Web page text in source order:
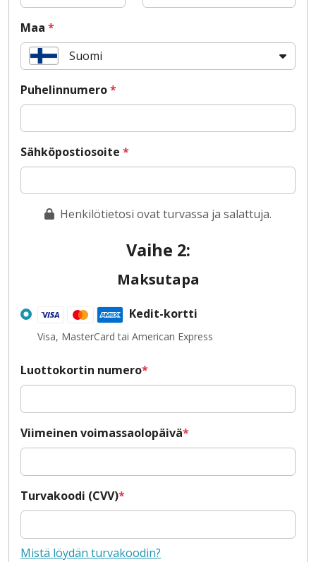
Maa *
Suomi
Puhelinnumero*
Sähköpostiosoite *
Henkilötietosi ovat turvassa ja salattuja.
Vaihe 2:
Maksutapa
Luottokortin numero*
Viimeinen voimassaolopäivä*
Turvakoodi (CVV)*
Mistä löydän turvakoodin?
Kedit-kortti
Visa, MasterCard tai American Express